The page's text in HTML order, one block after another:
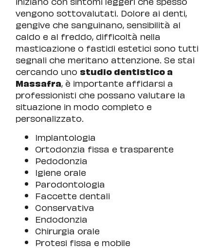
vengono sottovalutati. Dolore ai denti,
gengive che sanguinano, sensibilità al
caldo e al freddo, difficoltà nella
masticazione o fastidi estetici sono tutti
segnali che meritano attenzione. Se stai
cercando uno studio dentistico a
Massafra, è importante affidarsi a
professionisti che possano valutare la
situazione in modo completo e
personalizzato.
Implantologia
Ortodonzia fissa e trasparente
Pedodonzia
Igiene orale
Parodontologia
Faccette dentali
Conservativa
Endodonzia
Chirurgia orale
Protesi fissa e mobile